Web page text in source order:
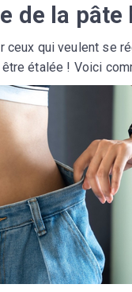
de la pâte
qui veulent se
étalée ! Voici